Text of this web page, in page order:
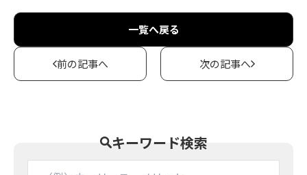
一覧へ戻る
前の記事へ 次の記事へ
キーワード検索